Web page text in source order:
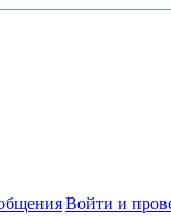
Войти и